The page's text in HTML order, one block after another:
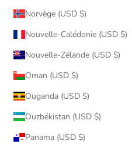
Norvège (USD $)
Nouvelle-Calédonie (USD $)
Nouvelle-Zélande (USD $)
Oman (USD $)
Ouganda (USD $)
Ouzbékistan (USD $)
Panama (USD $)